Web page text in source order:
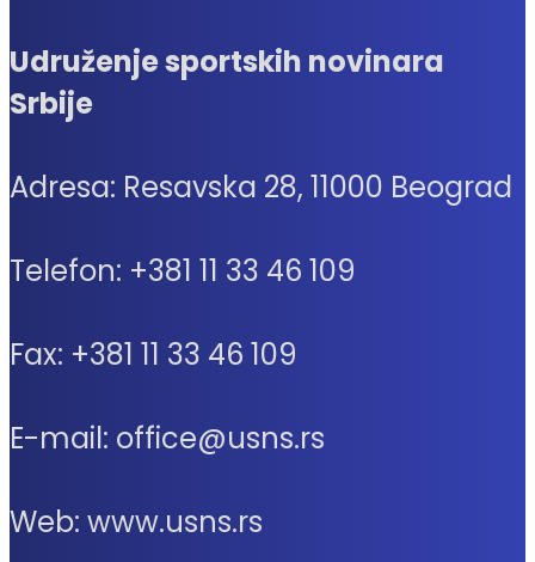
Udruženje sportskih novinara
Srbije
Adresa: Resavska 28, 11000 Beograd
Telefon: +381 11 33 46 109
Fax: +381 11 33 46 109
E-mail: office@usns.rs
Web: www.usns.rs